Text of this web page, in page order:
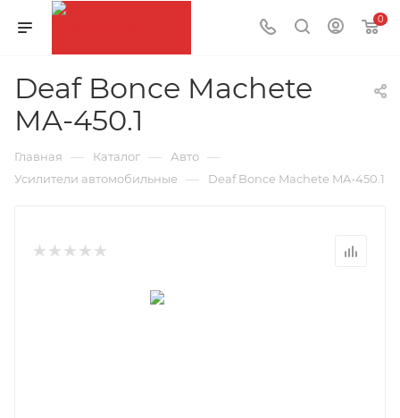
0
Deaf Bonce Machete
MA-450.1
Главная — Каталог — Авто —
Усилители автомобильные — Deaf Bonce Machete MA-450.1